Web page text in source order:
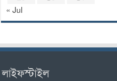
« Jul
লাইফস্টাইল